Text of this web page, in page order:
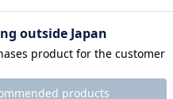
WG Lovers & Ring 誕生日 プレゼン